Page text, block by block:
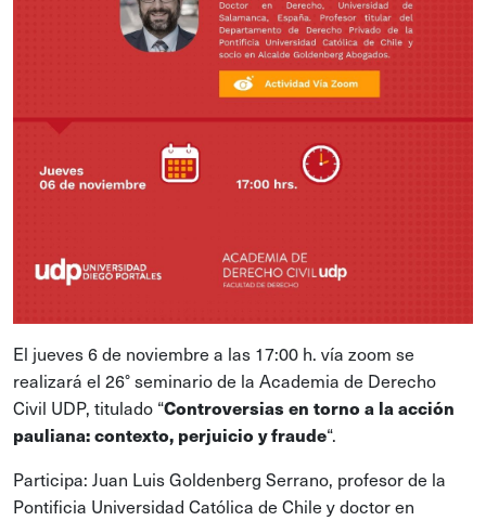
El jueves 6 de noviembre a las 17:00 h. vía zoom se
realizará el 26° seminario de la Academia de Derecho
Civil UDP, titulado “Controversias en torno a la acción
pauliana: contexto, perjuicio y fraude“.
Participa: Juan Luis Goldenberg Serrano, profesor de la
Pontificia Universidad Católica de Chile y doctor en